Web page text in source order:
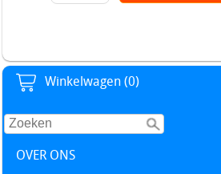
Winkelwagen (0)
OVER ONS